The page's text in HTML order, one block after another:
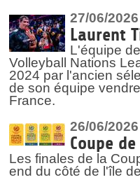
27/06/2026
Laurent
L'équipe
Volleyball Nations
2024 par l'ancien
de son équipe
France.
26/06/2026
Coupe
Les finales de la
end du côté de l'île